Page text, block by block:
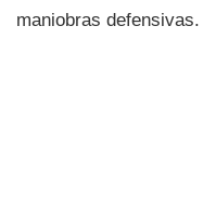
maniobras defensivas.